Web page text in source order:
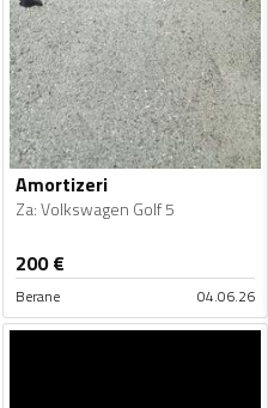
Amortizeri
Za:Volkswagen Golf 5
200€
Berane 04.06.26